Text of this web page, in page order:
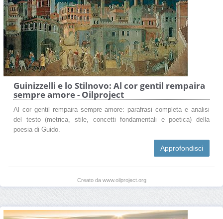
Guinizzelli e lo Stilnovo: Al cor gentil rempaira
sempre amore - Oilproject
Al cor gentil rempaira sempre amore: parafrasi completa e analisi
del testo (metrica, stile, concetti fondamentali e poetica) della
poesia di Guido.
Approfondisci
Creato da www.oilproject.org